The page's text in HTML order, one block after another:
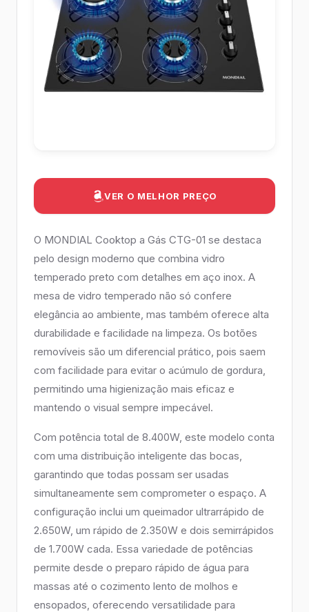
VER O MELHOR PREÇO
O MONDIAL Cooktop a Gás CTG-01 se destaca
pelo design moderno que combina vidro
temperado preto com detalhes em aço inox. A
mesa de vidro temperado não só confere
elegância ao ambiente, mas também oferece alta
durabilidade e facilidade na limpeza. Os botões
removíveis são um diferencial prático, pois saem
com facilidade para evitar o acúmulo de gordura,
permitindo uma higienização mais eficaz e
mantendo o visual sempre impecável.
Com potência total de 8.400W, este modelo conta
com uma distribuição inteligente das bocas,
garantindo que todas possam ser usadas
simultaneamente sem comprometer o espaço. A
configuração inclui um queimador ultrarrápido de
2.650W, um rápido de 2.350W e dois semirrápidos
de 1.700W cada. Essa variedade de potências
permite desde o preparo rápido de água para
massas até o cozimento lento de molhos e
ensopados, oferecendo versatilidade para